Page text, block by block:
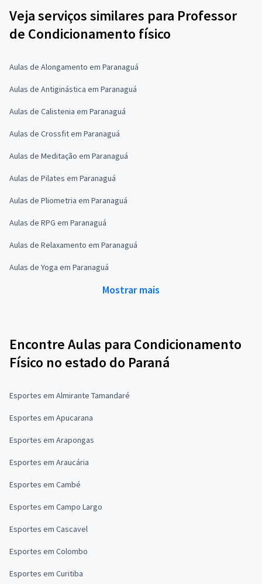
Veja serviços similares para Professor
de Condicionamento físico
Aulas de Alongamento em Paranaguá
Aulas de Antiginástica em Paranaguá
Aulas de Calistenia em Paranaguá
Aulas de Crossfit em Paranaguá
Aulas de Meditação em Paranaguá
Aulas de Pilates em Paranaguá
Aulas de Pliometria em Paranaguá
Aulas de RPG em Paranaguá
Aulas de Relaxamento em Paranaguá
Aulas de Yoga em Paranaguá
Mostrar mais
Encontre Aulas para Condicionamento
Físico no estado do Paraná
Esportes em Almirante Tamandaré
Esportes em Apucarana
Esportes em Arapongas
Esportes em Araucária
Esportes em Cambé
Esportes em Campo Largo
Esportes em Cascavel
Esportes em Colombo
Esportes em Curitiba